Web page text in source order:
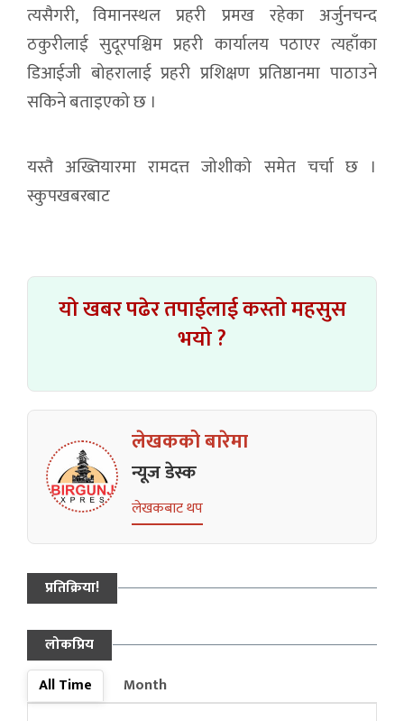
त्यसैगरी, विमानस्थल प्रहरी प्रमख रहेका अर्जुनचन्द
ठकुरीलाई सुदूरपश्चिम प्रहरी कार्यालय पठाएर त्यहाँका
डिआईजी बोहरालाई प्रहरी प्रशिक्षण प्रतिष्ठानमा पाठाउने
सकिने बताइएको छ ।
यस्तै अख्तियारमा रामदत्त जोशीको समेत चर्चा छ ।
स्कुपखबरबाट
यो खबर पढेर तपाईलाई कस्तो महसुस
भयो ?
लेखकको बारेमा
न्यूज डेस्क
लेखकबाट थप
प्रतिक्रिया!
लोकप्रिय
All Time
Month